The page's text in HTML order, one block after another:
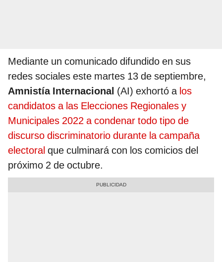
Mediante un comunicado difundido en sus
redes sociales este martes 13 de septiembre,
Amnistía Internacional (AI) exhortó a los
candidatos a las Elecciones Regionales y
Municipales 2022 a condenar todo tipo de
discurso discriminatorio durante la campaña
electoral que culminará con los comicios del
próximo 2 de octubre.